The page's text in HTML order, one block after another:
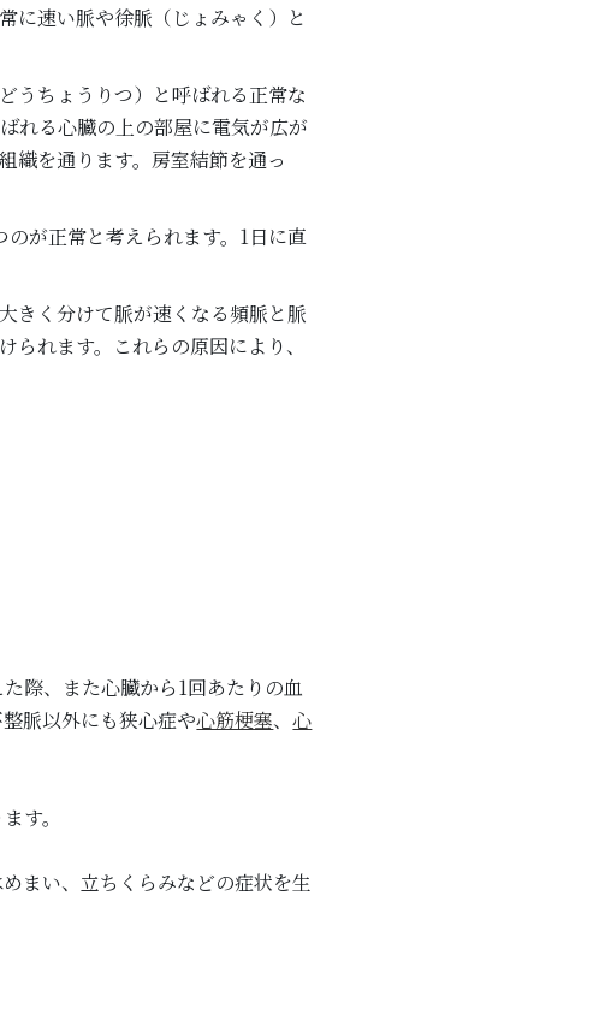
に速い脈や徐脈（じょみゃく）と
うちょうりつ）と呼ばれる正常な
れる心臓の上の部屋に電気が広が
織を通ります。房室結節を通っ
が正常と考えられます。1日に直
きく分けて脈が速くなる頻脈と脈
れます。これらの原因により、
際、また心臓から1回あたりの血
脈以外にも狭心症や心筋梗塞、心
す。
まい、立ちくらみなどの症状を生